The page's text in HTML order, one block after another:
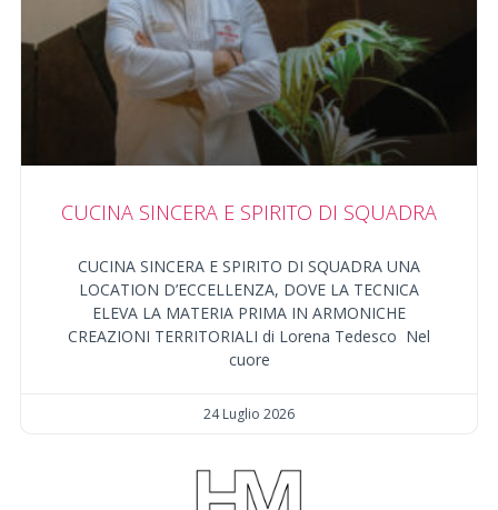
CUCINA SINCERA E SPIRITO DI SQUADRA
CUCINA SINCERA E SPIRITO DI SQUADRA UNA
LOCATION D’ECCELLENZA, DOVE LA TECNICA
ELEVA LA MATERIA PRIMA IN ARMONICHE
CREAZIONI TERRITORIALI di Lorena Tedesco Nel
cuore
24 Luglio 2026